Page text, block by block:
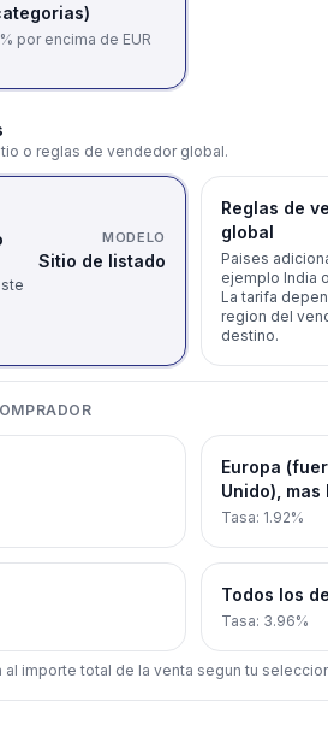
por encima de EUR
o reglas de vendedor global.
MODELO
Sitio de listado
Reglas de
global
Paises
ejemplo India
La tarifa
region del
destino.
Europa
Unido), mas
Tasa: 1.92%
Todos los
Tasa: 3.96%
al importe total de la venta segun tu